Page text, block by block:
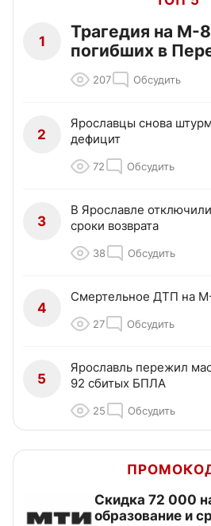
1
Трагедия на М-
погибших в
207 Обсудить
2
Ярославцы снова
дефицит
72 Обсудить
3
В Ярославле
сроки возврата
38 Обсудить
4
Смертельное ДТП на
27 Обсудить
5
Ярославль пережил
92 сбитых БПЛА
25 Обсудить
Скидка 72 000
образование и